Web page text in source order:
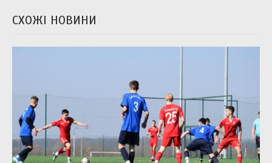
СХОЖІ НОВИНИ